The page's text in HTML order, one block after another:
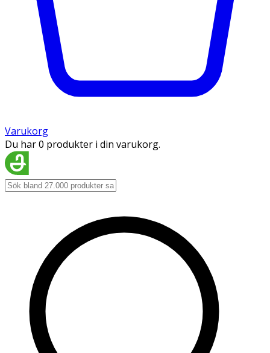
Varukorg
Du har 0 produkter i din varukorg.